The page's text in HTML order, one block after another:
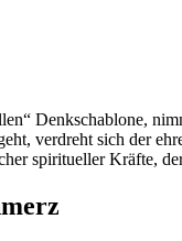
Denkschablone,
verdreht sich der
spiritueller Kräfte,